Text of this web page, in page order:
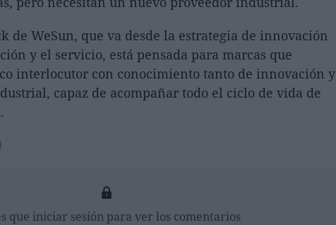
de WeSun, que va desde la estrategia de innovación
y el servicio, está pensada para marcas que
interlocutor con conocimiento tanto de innovación y
capaz de acompañar todo el ciclo de vida de
que iniciar sesión para ver los comentarios